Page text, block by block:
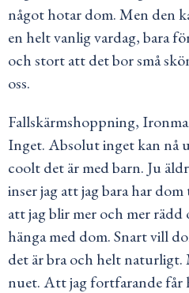
något hotar dom. Men den
en helt vanlig vardag, bara
och stort att det bor små
oss.
Fallskärmshoppning,
Inget. Absolut inget kan nå
coolt det är med barn. Ju
inser jag att jag bara har
att jag blir mer och mer
hänga med dom. Snart vill
det är bra och helt naturligt.
nuet. Att jag fortfarande får